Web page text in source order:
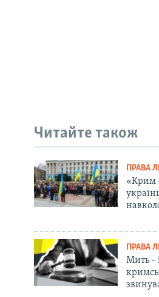
Читайте також
ПРАВА
«Крим
ПРАВА
Мить –